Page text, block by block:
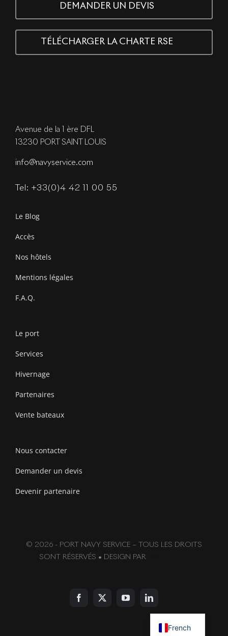
DEMANDER UN DEVIS
TÉLÉCHARGER LA CHARTE RSE
Avenue de la 1 ère DFL
13230 PORT SAINT LOUIS
info@navyservice.com
Tel: +33(0)4 42 11 00 55
Le Blog
Accès
Nos hôtels
Mentions légales
F.A.Q.
Le port
Services
Hivernage
Partenaires
Vente bateaux
Nous contacter
Demander un devis
Devenir partenaire
© 2026 - PORT NAVY SERVICE – TOUS LES DROITS
SONT RÉSERVÉS • DESIGN PAR
French